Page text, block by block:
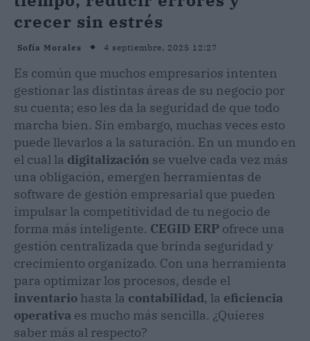
crecer sin estrés
Sofía Morales 4 septiembre, 2025 12:27
Es común que muchos empresarios intenten
gestionar las distintas áreas de su negocio por
su cuenta; eso les da la seguridad de que todo
marcha bien. Sin embargo, muchas veces esto
puede llevarlos a la saturación. En un mundo en
el cual la digitalización se vuelve cada vez más
una obligación, emergen herramientas de
software de gestión empresarial que pueden
impulsar la competitividad de tu negocio de
forma más inteligente. CEGID ERP ofrece una
gestión centralizada que brinda seguridad y
crecimiento organizado. Con una herramienta
para optimizar los procesos, desde el
inventario hasta la contabilidad, la eficiencia
operativa es mucho más sencilla. ¿Quieres
saber más al respecto?